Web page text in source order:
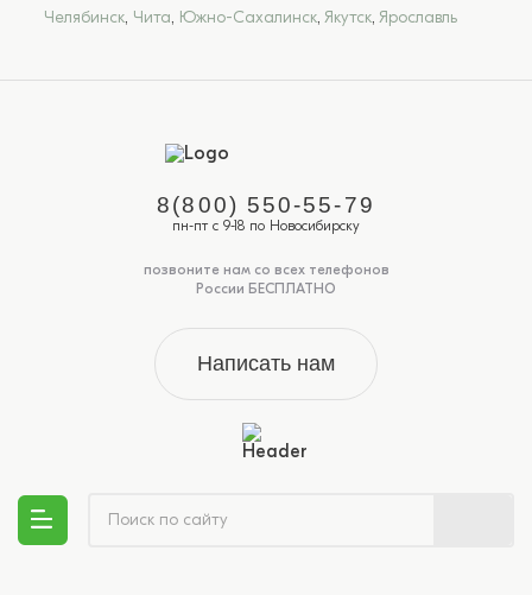
Челябинск, Чита, Южно-Сахалинск, Якутск, Ярославль
8(800) 550-55-79
пн-пт с 9-18 по Новосибирску
позвоните нам со всех телефонов
России БЕСПЛАТНО
Написать нам